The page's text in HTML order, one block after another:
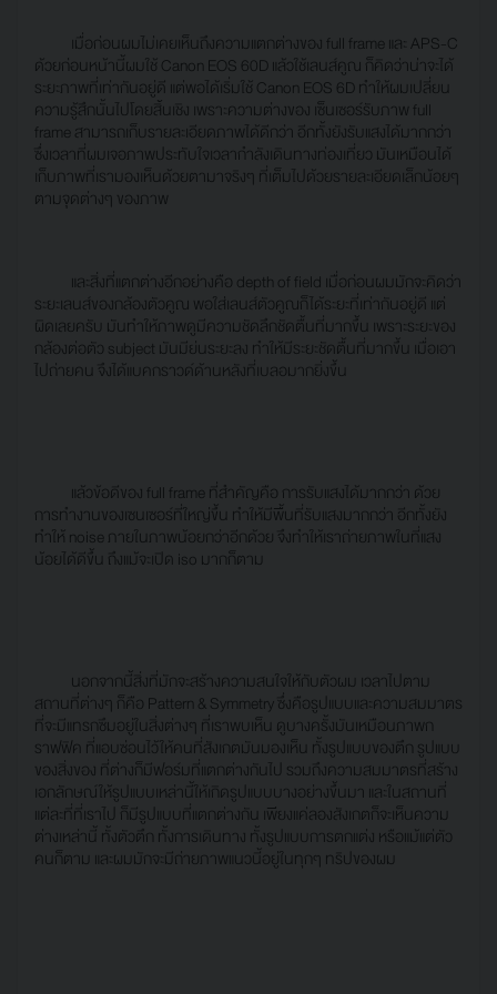
เมื่อก่อนผมไม่เคยเห็นถึงความแตกต่างของ full frame และ APS-C
ด้วยก่อนหน้านี้ผมใช้ Canon EOS 60D แล้วใช้เลนส์คูณ ก็คิดว่าน่าจะได้
ระยะภาพที่เท่ากันอยู่ดี แต่พอได้เริ่มใช้ Canon EOS 6D ทำให้ผมเปลี่ยน
ความรู้สึกนั้นไปโดยสิ้นเชิง เพราะความต่างของ เซ็นเซอร์รับภาพ full
frame สามารถเก็บรายละเอียดภาพได้ดีกว่า อีกทั้งยังรับแสงได้มากกว่า
ซึ่งเวลาที่ผมเจอภาพประทับใจเวลากำลังเดินทางท่องเที่ยว มันเหมือนได้
เก็บภาพที่เรามองเห็นด้วยตามาจริงๆ ที่เต็มไปด้วยรายละเอียดเล็กน้อยๆ
ตามจุดต่างๆ ของภาพ
และสิ่งที่แตกต่างอีกอย่างคือ depth of field เมื่อก่อนผมมักจะคิดว่า
ระยะเลนส์ของกล้องตัวคูณ พอใส่เลนส์ตัวคูณก็ได้ระยะที่เท่ากันอยู่ดี แต่
ผิดเลยครับ มันทำให้ภาพดูมีความชัดลึกชัดตื้นที่มากขึ้น เพราะระยะของ
กล้องต่อตัว subject มันมีย่นระยะลง ทำให้มีระยะชัดตื้นที่มากขึ้น เมื่อเอา
ไปถ่ายคน จึงได้แบคกราวด์ด้านหลังที่เบลอมากยิ่งขึ้น
แล้วข้อดีของ full frame ที่สำคัญคือ การรับแสงได้มากกว่า ด้วย
การทำงานของเซนเซอร์ที่ใหญ่ขึ้น ทำให้มีพื้นที่รับแสงมากกว่า อีกทั้งยัง
ทำให้ noise ภายในภาพน้อยกว่าอีกด้วย จึงทำให้เราถ่ายภาพในที่แสง
น้อยได้ดีขึ้น ถึงแม้จะเปิด iso มากก็ตาม
นอกจากนี้สิ่งที่มักจะสร้างความสนใจให้กับตัวผม เวลาไปตาม
สถานที่ต่างๆ ก็คือ Pattern & Symmetry ซึ่งคือรูปแบบและความสมมาตร
ที่จะมีแทรกซึมอยู่ในสิ่งต่างๆ ที่เราพบเห็น ดูบางครั้งมันเหมือนภาพก
ราฟฟิค ที่แอบซ่อนไว้ให้คนที่สังเกตมันมองเห็น ทั้งรูปแบบของตึก รูปแบบ
ของสิ่งของ ที่ต่างก็มีฟอร์มที่แตกต่างกันไป รวมถึงความสมมาตรที่สร้าง
เอกลักษณ์ให้รูปแบบเหล่านี้ให้เกิดรูปแบบบางอย่างขึ้นมา และในสถานที่
แต่ละที่ที่เราไป ก็มีรูปแบบที่แตกต่างกัน เพียงแค่ลองสังเกตก็จะเห็นความ
ต่างเหล่านี้ ทั้งตัวตึก ทั้งการเดินทาง ทั้งรูปแบบการตกแต่ง หรือแม้แต่ตัว
คนก็ตาม และผมมักจะมีถ่ายภาพแนวนี้อยู่ในทุกๆ ทริปของผม